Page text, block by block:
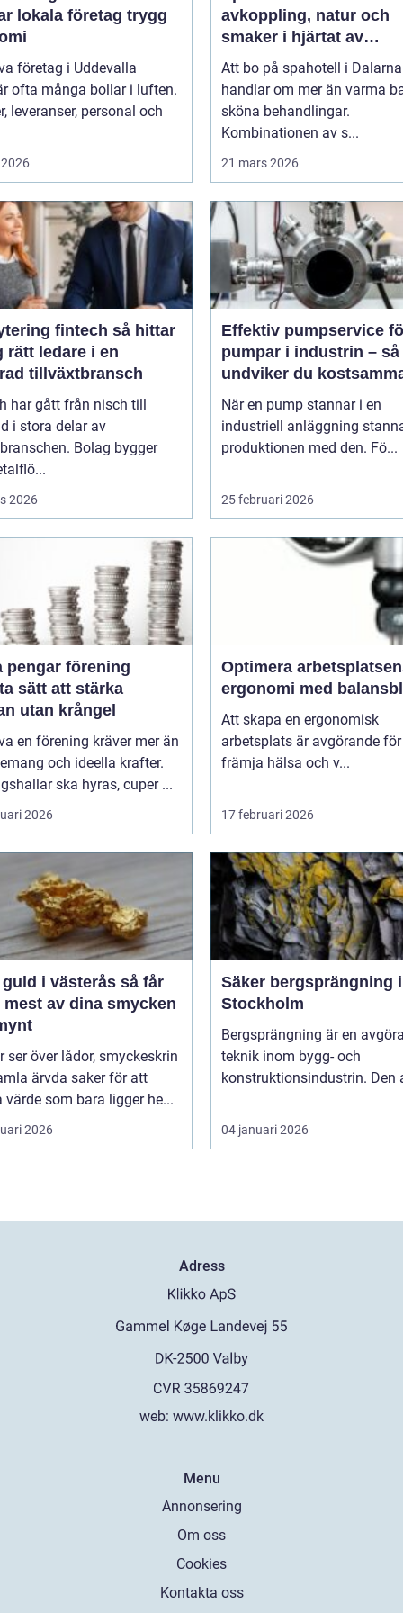
lokala företag trygg
företag i Uddevalla
ofta många bollar i luften.
leveranser, personal och
avkoppling, natur och
smaker i hjärtat av
landskapet
Att bo på spahotell i Dalarna
handlar om mer än varma
sköna behandlingar.
Kombinationen av s...
21 mars 2026
fintech så hittar
rätt ledare i en
tillväxtbransch
har gått från nisch till
i stora delar av
Bolag bygger
2026
Effektiv pumpservice
pumpar i industrin – så
undviker du
driftstopp
När en pump stannar i en
industriell anläggning
produktionen med den. Fö...
25 februari 2026
pengar förening
sätt att stärka
utan krångel
en förening kräver mer än
och ideella krafter.
ska hyras, cuper ...
2026
Optimera
ergonomi med
Att skapa en ergonomisk
arbetsplats är avgörande
främja hälsa och v...
17 februari 2026
i västerås så får
mest av dina smycken
ser över lådor, smyckeskrin
ärvda saker för att
värde som bara ligger he...
2026
Säker bergsprängning i
Stockholm
Bergsprängning är en
teknik inom bygg- och
konstruktionsindustrin. Den
04 januari 2026
Adress
web: www.klikko.dk
Menu
Annonsering
Om oss
Cookies
Kontakta oss